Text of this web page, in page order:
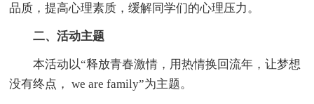
品质，提高心理素质，缓解同学们的心理压力。
二、活动主题
本活动以“释放青春激情，用热情换回流年，让梦想
没有终点， we are family”为主题。